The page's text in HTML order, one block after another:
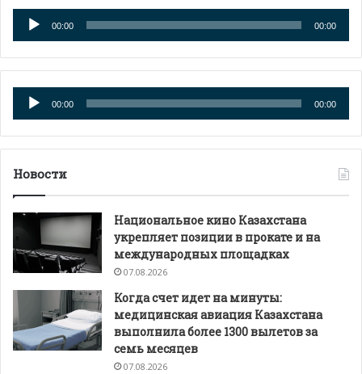
Аудиоплеер
00:00 00:00
Аудиоплеер
00:00 00:00
Новости
Национальное кино Казахстана
укрепляет позиции в прокате и на
международных площадках
07.08.2026
Когда счет идет на минуты:
медицинская авиация Казахстана
выполнила более 1300 вылетов за
семь месяцев
07.08.2026